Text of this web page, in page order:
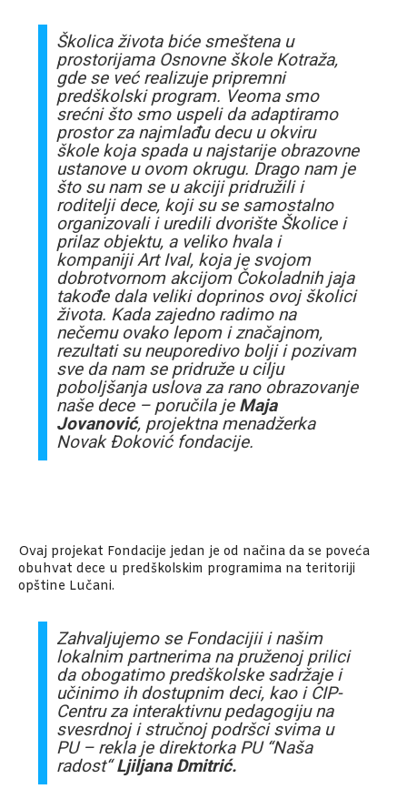
Školica života biće smeštena u
prostorijama Osnovne škole Kotraža,
gde se već realizuje pripremni
predškolski program. Veoma smo
srećni što smo uspeli da adaptiramo
prostor za najmlađu decu u okviru
škole koja spada u najstarije obrazovne
ustanove u ovom okrugu. Drago nam je
što su nam se u akciji pridružili i
roditelji dece, koji su se samostalno
organizovali i uredili dvorište Školice i
prilaz objektu, a veliko hvala i
kompaniji Art Ival, koja je svojom
dobrotvornom akcijom Čokoladnih jaja
takođe dala veliki doprinos ovoj školici
života. Kada zajedno radimo na
nečemu ovako lepom i značajnom,
rezultati su neuporedivo bolji i pozivam
sve da nam se pridruže u cilju
poboljšanja uslova za rano obrazovanje
naše dece – poručila je Maja
Jovanović, projektna menadžerka
Novak Đoković fondacije.
Ovaj projekat Fondacije jedan je od načina da se poveća
obuhvat dece u predškolskim programima na teritoriji
opštine Lučani.
Zahvaljujemo se Fondacijii i našim
lokalnim partnerima na pruženoj prilici
da obogatimo predškolske sadržaje i
učinimo ih dostupnim deci, kao i CIP-
Centru za interaktivnu pedagogiju na
svesrdnoj i stručnoj podršci svima u
PU – rekla je direktorka PU “Naša
radost“Ljiljana Dmitrić.